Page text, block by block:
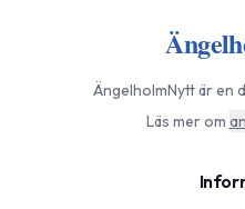
ÄngelholmNyttär en
Läs mer om